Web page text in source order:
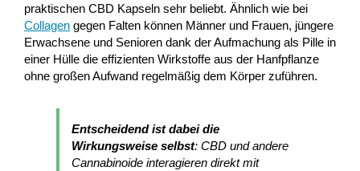
praktischen CBD Kapseln sehr beliebt. Ähnlich wie bei
Collagengegen Falten können Männer und Frauen, jüngere
Erwachsene und Senioren dank der Aufmachung als Pille in
einer Hülle die effizienten Wirkstoffe aus der Hanfpflanze
ohne großen Aufwand regelmäßig dem Körper zuführen.
Entscheidend ist dabei die
Wirkungsweise selbst: CBD und andere
Cannabinoide interagieren direkt mit